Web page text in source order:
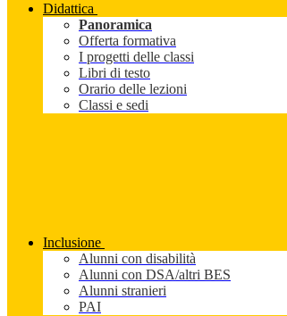
Didattica
Panoramica
Offerta formativa
I progetti delle classi
Libri di testo
Orario delle lezioni
Classi e sedi
Inclusione
Alunni con disabilità
Alunni con DSA/altri BES
Alunni stranieri
PAI